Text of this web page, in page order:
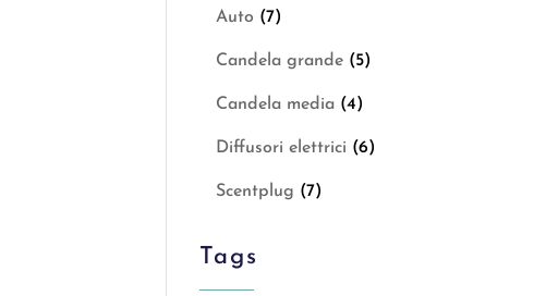
Auto (7)
Candela grande (5)
Candela media (4)
Diffusori elettrici (6)
Scentplug (7)
Tags